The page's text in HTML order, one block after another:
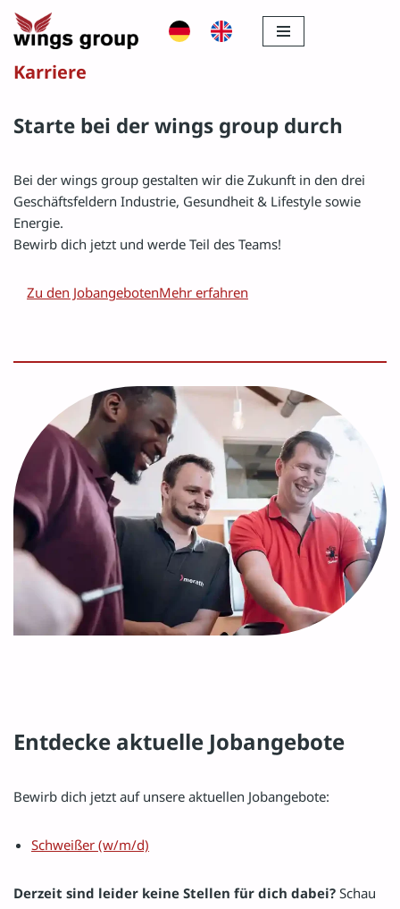
Zum
Inhalt
Karriere
Starte bei der wings group durch
Bei der wings group gestalten wir die Zukunft in den drei
Geschäftsfeldern Industrie, Gesundheit & Lifestyle sowie
Energie.
Bewirb dich jetzt und werde Teil des Teams!
Zu den JobangebotenMehr erfahren
Entdecke aktuelle Jobangebote
Bewirb dich jetzt auf unsere aktuellen Jobangebote:
Schweißer (w/m/d)
Derzeit sind leider keine Stellen für dich dabei? Schau